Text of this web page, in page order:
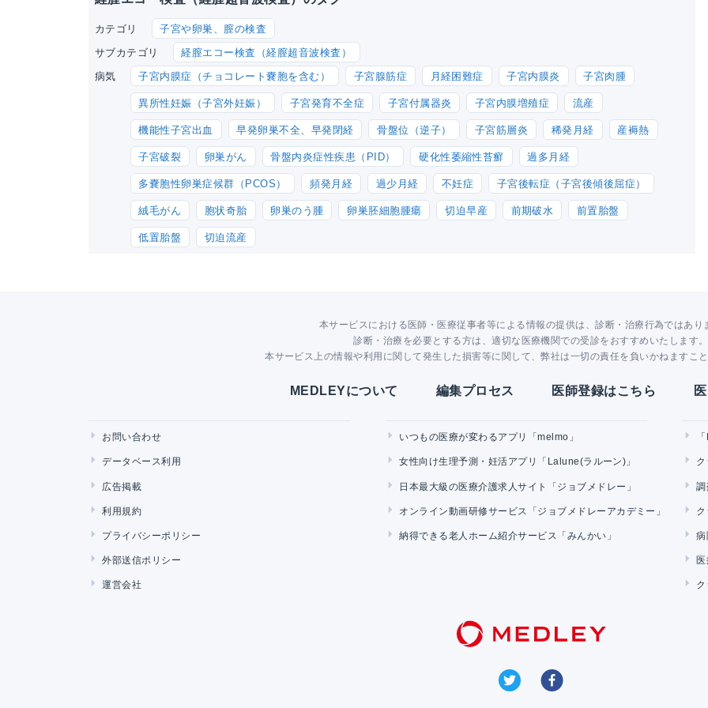
カテゴリ 子宮や卵巣、膣の検査
サブカテゴリ 経膣エコー検査（経膣超音波検査）
病気 子宮内膜症（チョコレート嚢胞を含む） 子宮腺筋症 月経困難症 子宮内膜炎 子宮肉腫
異所性妊娠（子宮外妊娠） 子宮発育不全症 子宮付属器炎 子宮内膜増殖症 流産
機能性子宮出血 早発卵巣不全、早発閉経 骨盤位（逆子） 子宮筋層炎 稀発月経 産褥熱
子宮破裂 卵巣がん 骨盤内炎症性疾患（PID） 硬化性萎縮性苔癬 過多月経
多嚢胞性卵巣症候群（PCOS） 頻発月経 過少月経 不妊症 子宮後転症（子宮後傾後屈症）
絨毛がん 胞状奇胎 卵巣のう腫 卵巣胚細胞腫瘍 切迫早産 前期破水 前置胎盤
低置胎盤 切迫流産
本サービスにおける医師・医療従事者等による情報の提供は、診断・治療行為ではあり
診断・治療を必要とする方は、適切な医療機関での受診をおすすめいたします。
本サービス上の情報や利用に関して発生した損害等に関して、弊社は一切の責任を負いかねますこと
MEDLEYについて 編集プロセス 医師登録はこちら
お問い合わせ
データベース利用
広告掲載
利用規約
プライバシーポリシー
外部送信ポリシー
運営会社
いつもの医療が変わるアプリ「melmo」
女性向け生理予測・妊活アプリ「Lalune(ラルーン)」
日本最大級の医療介護求人サイト「ジョブメドレー」
オンライン動画研修サービス「ジョブメドレーアカデミー」
納得できる老人ホーム紹介サービス「みんかい」
調
病